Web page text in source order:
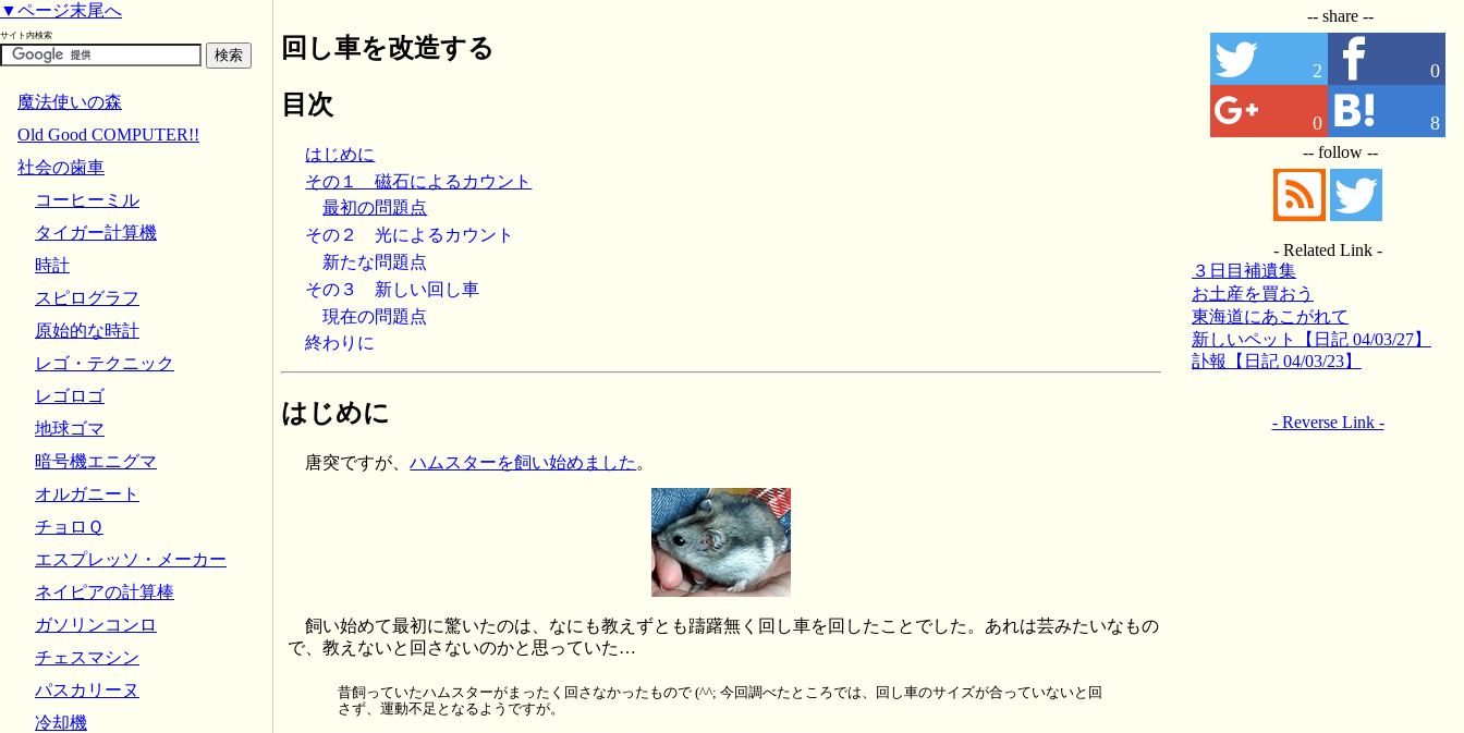
回し車を改造する
目次
はじめに
その１ 磁石によるカウント
最初の問題点
その２ 光によるカウント
新たな問題点
その３ 新しい回し車
現在の問題点
終わりに
はじめに
唐突ですが、ハムスターを飼い始めました 。
飼い始めて最初に驚いたのは、なにも教えずとも躊躇無く回し車を回したことでした。あれは芸みたいなもの
で、教えないと回さないのかと思っていた…
昔飼っていたハムスターがまったく回さなかったもので (^^; 今回調べたところでは、回し車のサイズが合っていないと回
さず、運動不足となるようですが。
-- share --
2 0
0 8
-- follow --
- Related Link -
３日目補遺集
お土産を買おう
東海道にあこがれて
新しいペット【日記 04/03/27】
訃報【日記 04/03/23】
- Reverse Link -
▼ページ末尾へ
サイト内検索
魔法使いの森
Old Good COMPUTER!!
社会の歯車
コーヒーミル
タイガー計算機
時計
スピログラフ
原始的な時計
レゴ・テクニック
レゴロゴ
地球ゴマ
暗号機エニグマ
オルガニート
チョロＱ
エスプレッソ・メーカー
ネイピアの計算棒
ガソリンコンロ
チェスマシン
パスカリーヌ
冷却機